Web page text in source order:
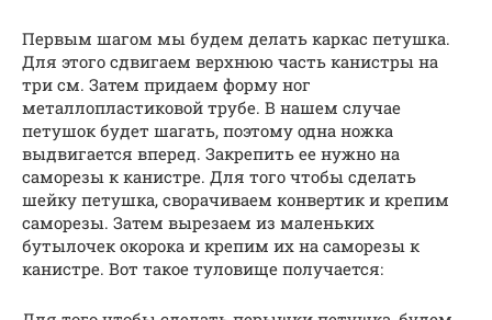
Первым шагом мы будем делать каркас петушка.
Для этого сдвигаем верхнюю часть канистры на
три см. Затем придаем форму ног
металлопластиковой трубе. В нашем случае
петушок будет шагать, поэтому одна ножка
выдвигается вперед. Закрепить ее нужно на
саморезы к канистре. Для того чтобы сделать
шейку петушка, сворачиваем конвертик и крепим
саморезы. Затем вырезаем из маленьких
бутылочек окорока и крепим их на саморезы к
канистре. Вот такое туловище получается: